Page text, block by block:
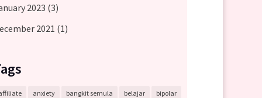
2023 (3)
2021 (1)
anxiety bangkit semula belajar bipolar